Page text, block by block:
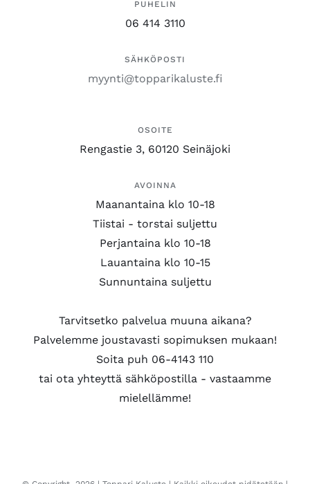
PUHELIN
06 414 3110
SÄHKÖPOSTI
myynti@topparikaluste.fi
OSOITE
Rengastie 3, 60120 Seinäjoki
AVOINNA
Maanantaina klo 10-18
Tiistai - torstai suljettu
Perjantaina klo 10-18
Lauantaina klo 10-15
Sunnuntaina suljettu
Tarvitsetko palvelua muuna aikana?
Palvelemme joustavasti sopimuksen mukaan!
Soita puh 06-4143 110
tai ota yhteyttä sähköpostilla - vastaamme
mielellämme!